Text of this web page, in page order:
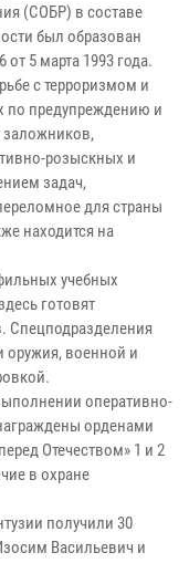
(СОБР) в составе
был образован
5 марта 1993 года.
с терроризмом и
по предупреждению и
заложников,
розыскных и
задач,
для страны
находится на
учебных
готовят
Спецподразделения
военной и
оперативно-
орденами
Отечеством» 1 и 2
в охране
получили 30
Васильевич и